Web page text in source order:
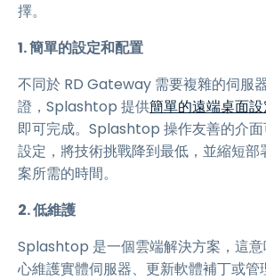
擇。
1. 簡單的設定和配置
不同於 RD Gateway 需要複雜的伺服
證，Splashtop 提供簡單的遠端桌面
即可完成。Splashtop 操作友善的介
設定，將技術挑戰降到最低，並縮短部
案所需的時間。
2. 低維護
Splashtop 是一個雲端解決方案，這
心維護實體伺服器、更新軟體補丁或管